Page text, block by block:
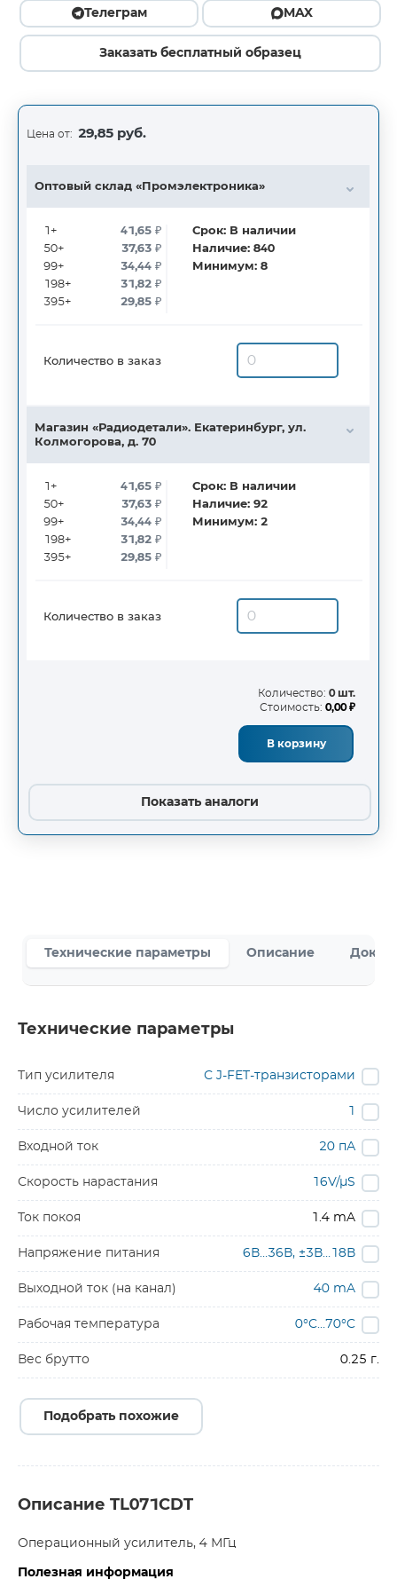
Телеграм MAX
Заказать бесплатный образец
Цена от: 29,85 руб.
Оптовый склад «Промэлектроника»
1+
50+
99+
198+
395+
41,65₽
37,63₽
34,44₽
31,82₽
29,85₽
Срок: В наличии
Наличие:840
Минимум:8
Количество в заказ
Магазин «Радиодетали». Екатеринбург, ул.
Колмогорова, д. 70
1+
50+
99+
198+
395+
41,65₽
37,63₽
34,44₽
31,82₽
29,85₽
Срок: В наличии
Наличие:92
Минимум:2
Количество в заказ
Количество: 0 шт.
Стоимость: 0,00 ₽
В корзину
Показать аналоги
Технические параметры Описание
Технические параметры
Тип усилителя С J-FET-транзисторами
Число усилителей
Входной ток 20 пА
Скорость нарастания 16V/µS
Ток покоя 1.4 mA
Напряжение питания 6В…36В, ±3В…18В
Выходной ток (на канал) 40 mA
Рабочая температура 0°C…70°C
Вес брутто 0.25 г.
Подобрать похожие
Описание TL071CDT
Операционный усилитель, 4 МГц
Полезная информация